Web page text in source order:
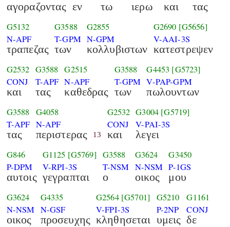
αγοραζοντας εν τω ιερω και τας
G5132
N-APF
τραπεζας
G3588
T-GPM
των
G2855
N-GPM
κολλυβιστων
G2690 [G5656]
V-AAI-3S
κατεστρεψεν
G2532
CONJ
και
G3588
T-APF
τας
G2515
N-APF
καθεδρας
G3588
T-GPM
των
G4453 [G5723]
V-PAP-GPM
πωλουντων
G3588
T-APF
τας
G4058
N-APF
περιστερας 13
G2532
CONJ
και
G3004 [G5719]
V-PAI-3S
λεγει
G846
P-DPM
αυτοις
G1125 [G5769]
V-RPI-3S
γεγραπται
G3588
T-NSM
ο
G3624
N-NSM
οικος
G3450
P-1GS
μου
G3624
N-NSM
οικος
G4335
N-GSF
προσευχης
G2564 [G5701]
V-FPI-3S
κληθησεται
G5210
P-2NP
υμεις
G1161
CONJ
δε